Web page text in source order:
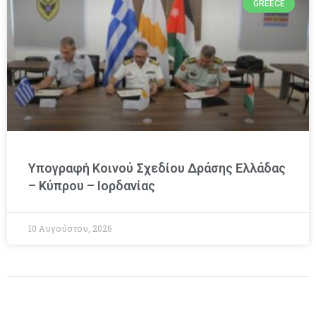
GREECE
Υπογραφή Κοινού Σχεδίου Δράσης Ελλάδας
– Κύπρου – Ιορδανίας
10 Αυγούστου, 2026